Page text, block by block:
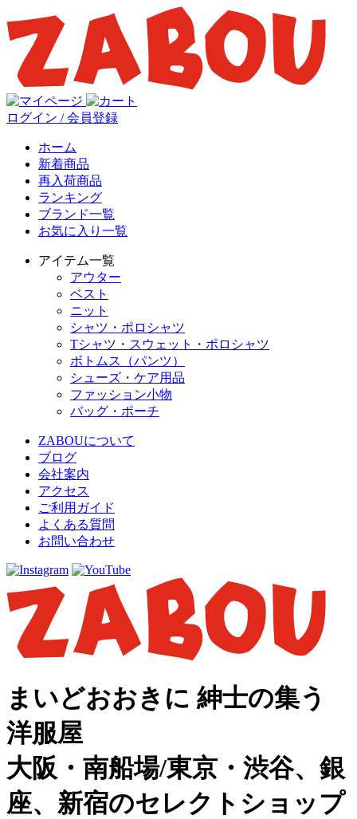
ログイン / 会員登録
ホーム
新着商品
再入荷商品
ランキング
ブランド一覧
お気に入り一覧
アイテム一覧
アウター
ベスト
ニット
シャツ・ポロシャツ
Tシャツ・スウェット・ポロシャツ
ボトムス（パンツ）
シューズ・ケア用品
ファッション小物
バッグ・ポーチ
ZABOUについて
ブログ
会社案内
アクセス
ご利用ガイド
よくある質問
お問い合わせ
まいどおおきに 紳士の集う
洋服屋
大阪・南船場/東京・渋谷、銀
座、新宿のセレクトショップ